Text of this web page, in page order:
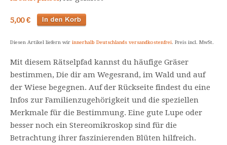
5,00 €
Diesen Artikel liefern wir innerhalb Deutschlands versandkostenfrei. Preis incl. MwSt.
Mit diesem Rätselpfad kannst du häufige Gräser
bestimmen, Die dir am Wegesrand, im Wald und auf
der Wiese begegnen. Auf der Rückseite findest du eine
Infos zur Familienzugehörigkeit und die speziellen
Merkmale für die Bestimmung. Eine gute Lupe oder
besser noch ein Stereomikroskop sind für die
Betrachtung ihrer faszinierenden Blüten hilfreich.